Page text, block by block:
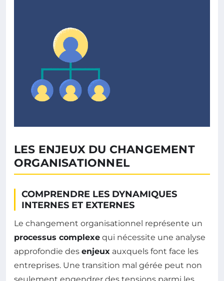
LES ENJEUX DU CHANGEMENT
ORGANISATIONNEL
COMPRENDRE LES DYNAMIQUES
INTERNES ET EXTERNES
Le changement organisationnel représente un
processus complexe qui nécessite une analyse
approfondie des enjeux auxquels font face les
entreprises. Une transition mal gérée peut non